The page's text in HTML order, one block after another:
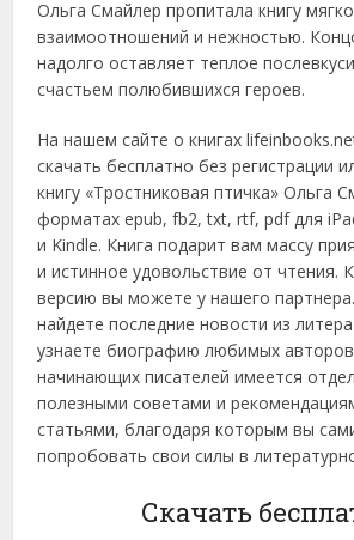
Ольга Смайлер пропитала книгу
взаимоотношений и нежностью.
надолго оставляет теплое
счастьем полюбившихся героев.
На нашем сайте о книгах
скачать бесплатно без регистрации
книгу «Тростниковая птичка» Ольга
форматах epub, fb2, txt, rtf, pdf для
и Kindle. Книга подарит вам массу
и истинное удовольствие от чтения.
версию вы можете у нашего
найдете последние новости из
узнаете биографию любимых
начинающих писателей имеется
полезными советами и
статьями, благодаря которым вы
попробовать свои силы в
Скачать